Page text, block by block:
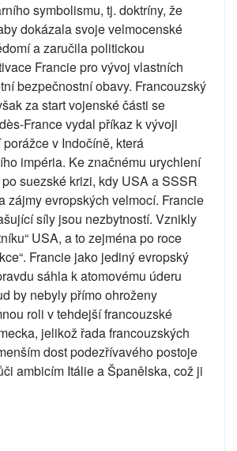
symbolismu, tj. doktríny, že
dokázala svoje velmocenské
a zaručila politickou
Francie pro vývoj vlastních
bezpečnostní obavy. Francouzský
za start vojenské části se
France vydal příkaz k vývoji
v Indočíně, která
impéria. Ke značnému urychlení
suezské krizi, kdy USA a SSSR
zájmy evropských velmocí. Francie
síly jsou nezbytností. Vznikly
USA, a to zejména po roce
Francie jako jediný evropský
sáhla k atomovému úderu
by nebyly přímo ohroženy
roli v tehdejší francouzské
jelikož řada francouzských
dost podezřívavého postoje
ambicím Itálie a Španělska, což ji